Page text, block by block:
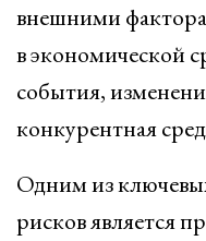
внешними
в экономической
события,
конкурентная
Одним из
рисков является